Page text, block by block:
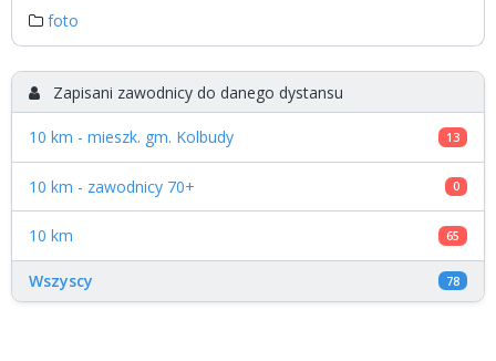
foto
Zapisani zawodnicy do danego dystansu
10 km - mieszk. gm. Kolbudy 13
10 km - zawodnicy 70+ 0
10 km 65
Wszyscy 78